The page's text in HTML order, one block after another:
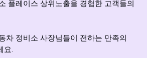
플레이스 상위노출을 경험한 고객들의
차 정비소 사장님들이 전하는 만족의
요.